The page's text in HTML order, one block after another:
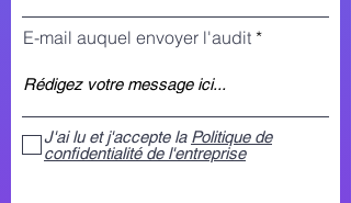
E-mail auquel envoyer l'audit
J'ai lu et j'accepte la Politique de
confidentialité de l'entreprise